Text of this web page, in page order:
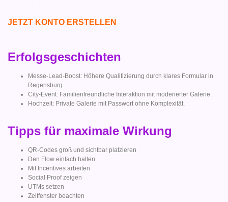
JETZT KONTO ERSTELLEN
Erfolgsgeschichten
Messe-Lead-Boost: Höhere Qualifizierung durch klares Formular in
Regensburg.
City-Event: Familienfreundliche Interaktion mit moderierter Galerie.
Hochzeit: Private Galerie mit Passwort ohne Komplexität.
Tipps für maximale Wirkung
QR-Codes groß und sichtbar platzieren
Den Flow einfach halten
Mit Incentives arbeiten
Social Proof zeigen
UTMs setzen
Zeitfenster beachten